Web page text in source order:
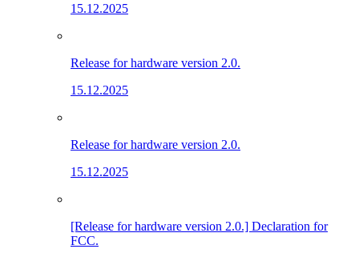
15.12.2025
Release for hardware version 2.0.
15.12.2025
Release for hardware version 2.0.
15.12.2025
[Release for hardware version 2.0.] Declaration for
FCC.